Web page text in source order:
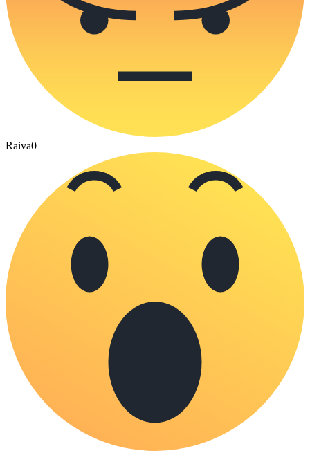
Raiva0